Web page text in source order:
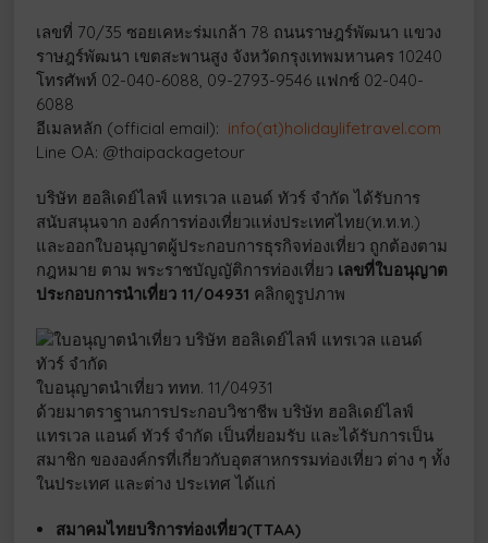
เลขที่ 70/35 ซอยเคหะร่มเกล้า 78 ถนนราษฎร์พัฒนา แขวง
ราษฎร์พัฒนา เขตสะพานสูง จังหวัดกรุงเทพมหานคร 10240
โทรศัพท์ 02-040-6088, 09-2793-9546 แฟกซ์ 02-040-
6088
อีเมลหลัก (official email): info(at)holidaylifetravel.com
Line OA: @thaipackagetour
บริษัท ฮอลิเดย์ไลฟ์ แทรเวล แอนด์ ทัวร์ จำกัด ได้รับการ
สนับสนุนจาก องค์การท่องเที่ยวแห่งประเทศไทย(ท.ท.ท.)
และออกใบอนุญาตผู้ประกอบการธุรกิจท่องเที่ยว ถูกต้องตาม
กฎหมาย ตาม พระราชบัญญัติการท่องเที่ยว เลขที่ใบอนุญาต
ประกอบการนำเที่ยว 11/04931 คลิกดูรูปภาพ
ใบอนุญาตนำเที่ยว ททท. 11/04931
ด้วยมาตราฐานการประกอบวิชาชีพ บริษัท ฮอลิเดย์ไลฟ์
แทรเวล แอนด์ ทัวร์ จำกัด เป็นที่ยอมรับ และได้รับการเป็น
สมาชิก ขององค์กรที่เกี่ยวกับอุตสาหกรรมท่องเที่ยว ต่าง ๆ ทั้ง
ในประเทศ และต่าง ประเทศ ได้แก่
สมาคมไทยบริการท่องเที่ยว(TTAA)